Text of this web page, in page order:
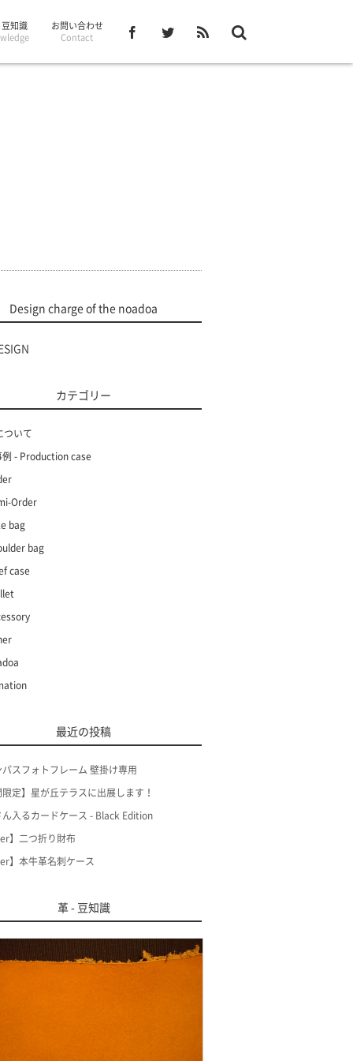
豆知識
お問い合わせ
Contact
Design charge of the noadoa
カテゴリー
ついて
例 - Production case
Order
bag
bag
case
最近の投稿
スフォトフレーム 壁掛け専用
定】星が丘テラスに出展します！
入るカードケース - Black Edition
】二つ折り財布
】本牛革名刺ケース
革 - 豆知識